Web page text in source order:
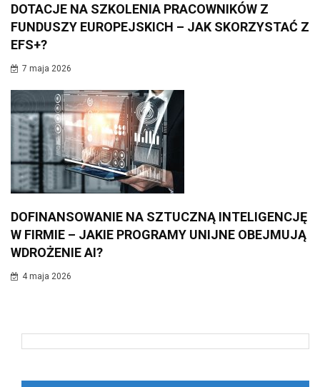
DOTACJE NA SZKOLENIA PRACOWNIKÓW Z
FUNDUSZY EUROPEJSKICH – JAK SKORZYSTAĆ Z
EFS+?
7 maja 2026
DOFINANSOWANIE NA SZTUCZNĄ INTELIGENCJĘ
W FIRMIE – JAKIE PROGRAMY UNIJNE OBEJMUJĄ
WDROŻENIE AI?
4 maja 2026